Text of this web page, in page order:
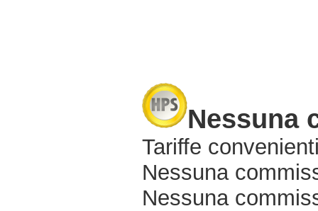
Nessuna
Tariffe
Nessuna
Nessuna